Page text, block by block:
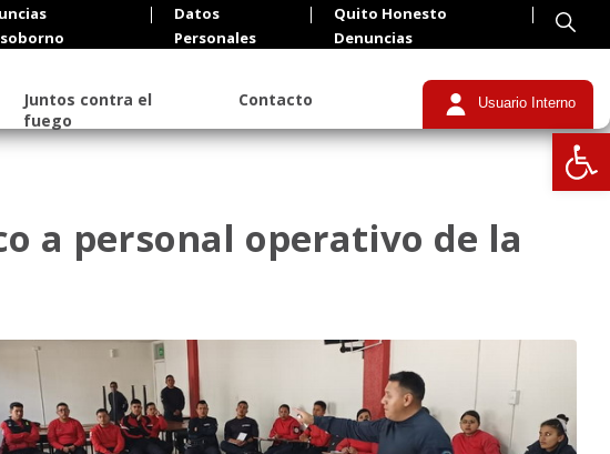
Datos
Personales
Quito Honesto
Denuncias
Juntos contra el
fuego
Contacto Usuario Interno
a personal operativo de la